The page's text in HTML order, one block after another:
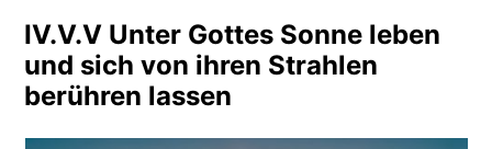
Meditation Bauer Busche
Leben einfach? Einfach leben!
IV.V.V Unter Gottes Sonne leben
und sich von ihren Strahlen
berühren lassen